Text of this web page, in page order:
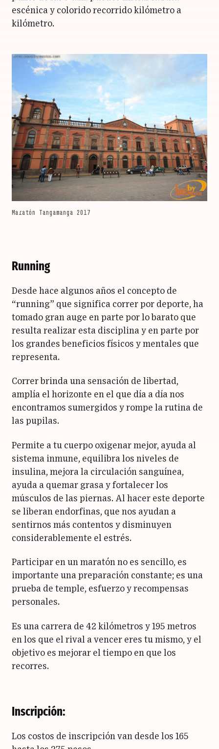
escénica y colorido recorrido kilómetro a
kilómetro.
Maratón Tangamanga 2017
Running
Desde hace algunos años el concepto de
“running” que significa correr por deporte, ha
tomado gran auge en parte por lo barato que
resulta realizar esta disciplina y en parte por
los grandes beneficios físicos y mentales que
representa.
Correr brinda una sensación de libertad,
amplía el horizonte en el que día a día nos
encontramos sumergidos y rompe la rutina de
las pupilas.
Permite a tu cuerpo oxigenar mejor, ayuda al
sistema inmune, equilibra los niveles de
insulina, mejora la circulación sanguínea,
ayuda a quemar grasa y fortalecer los
músculos de las piernas. Al hacer este deporte
se liberan endorfinas, que nos ayudan a
sentirnos más contentos y disminuyen
considerablemente el estrés.
Participar en un maratón no es sencillo, es
importante una preparación constante; es una
prueba de temple, esfuerzo y recompensas
personales.
Es una carrera de 42 kilómetros y 195 metros
en los que el rival a vencer eres tu mismo, y el
objetivo es mejorar el tiempo en que los
recorres.
Inscripción:
Los costos de inscripción van desde los 165